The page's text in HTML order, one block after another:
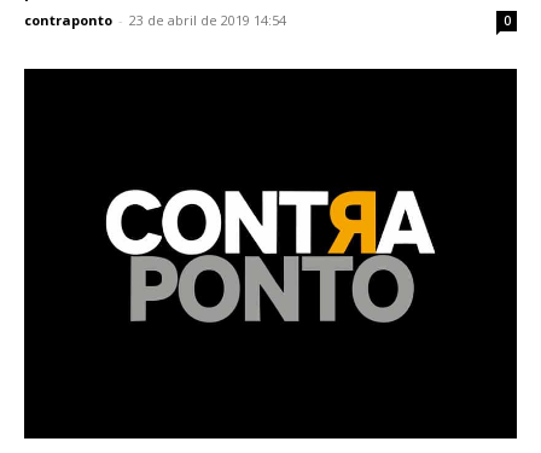
contraponto - 23 de abril de 2019 14:54 0